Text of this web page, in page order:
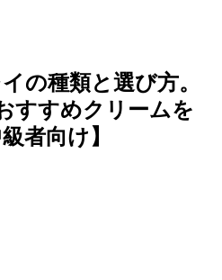
の種類と選び方。
すすめクリームを
者向け】